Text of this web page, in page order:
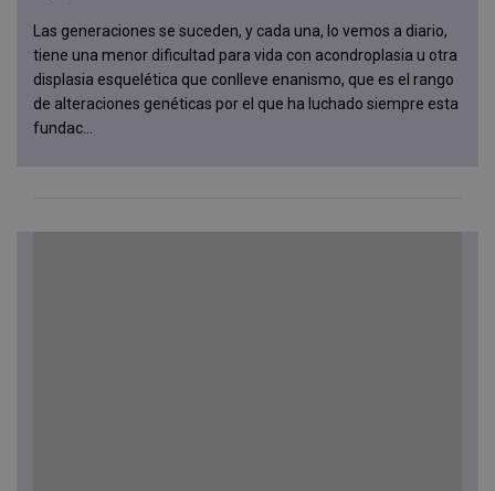
Las generaciones se suceden, y cada una, lo vemos a diario,
tiene una menor dificultad para vida con acondroplasia u otra
displasia esquelética que conlleve enanismo, que es el rango
de alteraciones genéticas por el que ha luchado siempre esta
fundac...